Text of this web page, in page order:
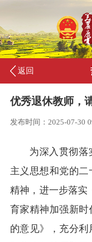
返回
优秀退休教师，
发布时间：2025-07-30
为深入贯彻落
主义思想和党的
精神，进一步落实
育家精神加强新
的意见》，充分